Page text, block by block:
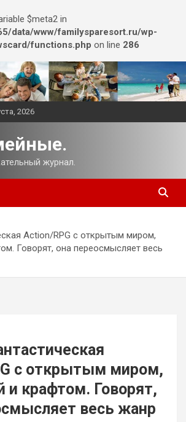
$meta2 in
data/www/familysparesort.ru/wp-
functions.php on line 286
2026
журнал.
Action/RPG с открытым миром,
Говорят, она переосмысляет весь
с открытым миром,
и крафтом. Говорят,
весь жанр